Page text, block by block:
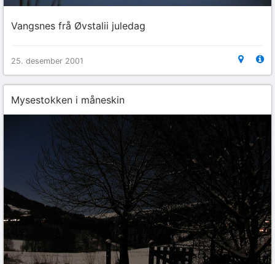
Vangsnes frå Øvstalii juledag
25. desember 2001
Mysestokken i måneskin